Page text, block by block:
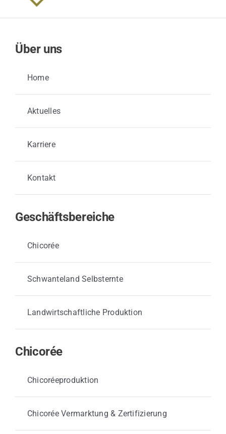
Über uns
Home
Aktuelles
Karriere
Kontakt
Geschäftsbereiche
Chicorée
Schwanteland Selbsternte
Landwirtschaftliche Produktion
Chicorée
Chicoréeproduktion
Chicorée Vermarktung & Zertifizierung